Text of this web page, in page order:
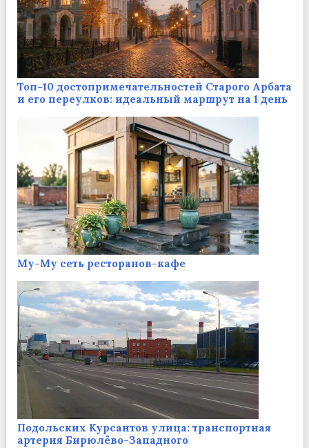
Топ-10 достопримечательностей Старого Арбата
и его переулков: идеальный маршрут на 1 день
Му-Му сеть ресторанов-кафе
Подольских Курсантов улица: транспортная
артерия Бирюлёво-Западного